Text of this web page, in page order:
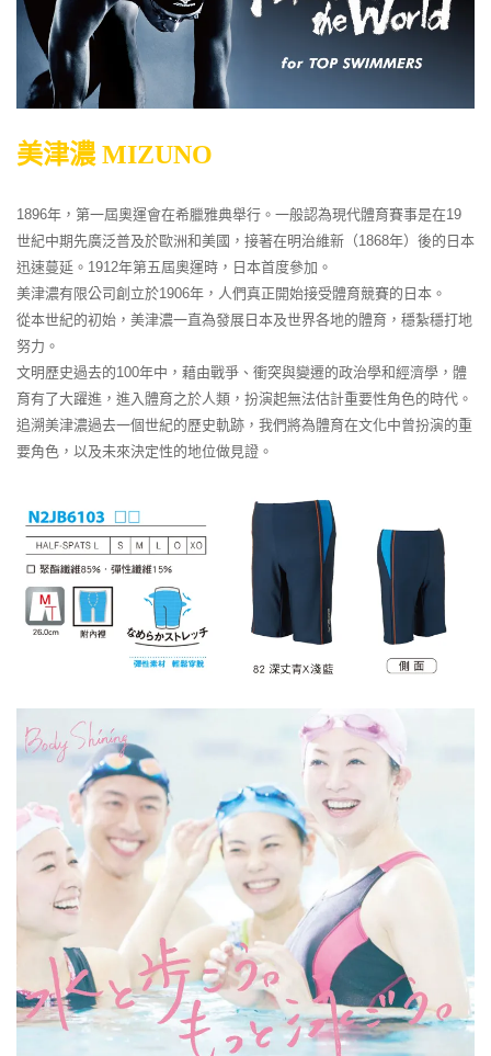
美津濃 MIZUNO
1896年，第一屆奧運會在希臘雅典舉行。一般認為現代體育賽事是在19
世紀中期先廣泛普及於歐洲和美國，接著在明治維新（1868年）後的日本
迅速蔓延。1912年第五屆奧運時，日本首度參加。
美津濃有限公司創立於1906年，人們真正開始接受體育競賽的日本。
從本世紀的初始，美津濃一直為發展日本及世界各地的體育，穩紮穩打地
努力。
文明歷史過去的100年中，藉由戰爭、衝突與變遷的政治學和經濟學，體
育有了大躍進，進入體育之於人類，扮演起無法估計重要性角色的時代。
追溯美津濃過去一個世紀的歷史軌跡，我們將為體育在文化中曾扮演的重
要角色，以及未來決定性的地位做見證。